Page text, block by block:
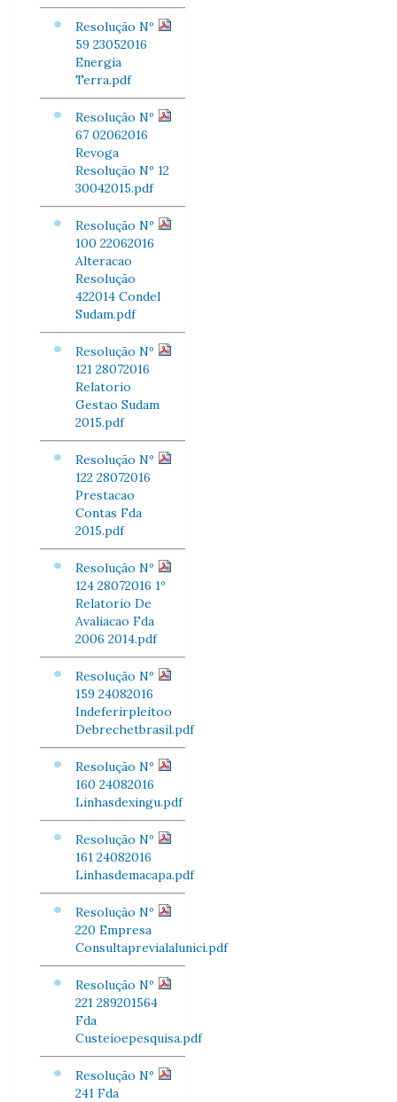
Resolução Nº
59 23052016
Energia
Terra.pdf
Resolução Nº
67 02062016
Revoga
Resolução Nº 12
30042015.pdf
Resolução Nº
100 22062016
Alteracao
Resolução
422014 Condel
Sudam.pdf
Resolução Nº
121 28072016
Relatorio
Gestao Sudam
2015.pdf
Resolução Nº
122 28072016
Prestacao
Contas Fda
2015.pdf
Resolução Nº
124 28072016 1º
Relatorio De
Avaliacao Fda
2006 2014.pdf
Resolução Nº
159 24082016
Indeferirpleitoo
Debrechetbrasil.pdf
Resolução Nº
160 24082016
Linhasdexingu.pdf
Resolução Nº
161 24082016
Linhasdemacapa.pdf
Resolução Nº
220 Empresa
Consultaprevialalunici.pdf
Resolução Nº
221 289201564
Fda
Custeioepesquisa.pdf
Resolução Nº
241 Fda